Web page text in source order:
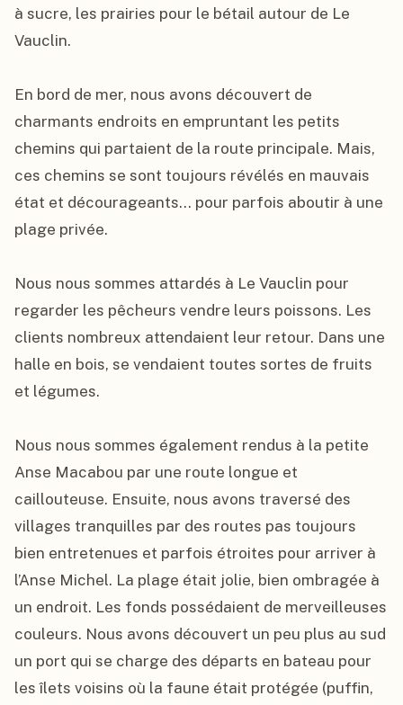
à sucre, les prairies pour le bétail autour de Le
Vauclin.
En bord de mer, nous avons découvert de
charmants endroits en empruntant les petits
chemins qui partaient de la route principale. Mais,
ces chemins se sont toujours révélés en mauvais
état et décourageants… pour parfois aboutir à une
plage privée.
Nous nous sommes attardés à Le Vauclin pour
regarder les pêcheurs vendre leurs poissons. Les
clients nombreux attendaient leur retour. Dans une
halle en bois, se vendaient toutes sortes de fruits
et légumes.
Nous nous sommes également rendus à la petite
Anse Macabou par une route longue et
caillouteuse. Ensuite, nous avons traversé des
villages tranquilles par des routes pas toujours
bien entretenues et parfois étroites pour arriver à
l’Anse Michel. La plage était jolie, bien ombragée à
un endroit. Les fonds possédaient de merveilleuses
couleurs. Nous avons découvert un peu plus au sud
un port qui se charge des départs en bateau pour
les îlets voisins où la faune était protégée (puffin,